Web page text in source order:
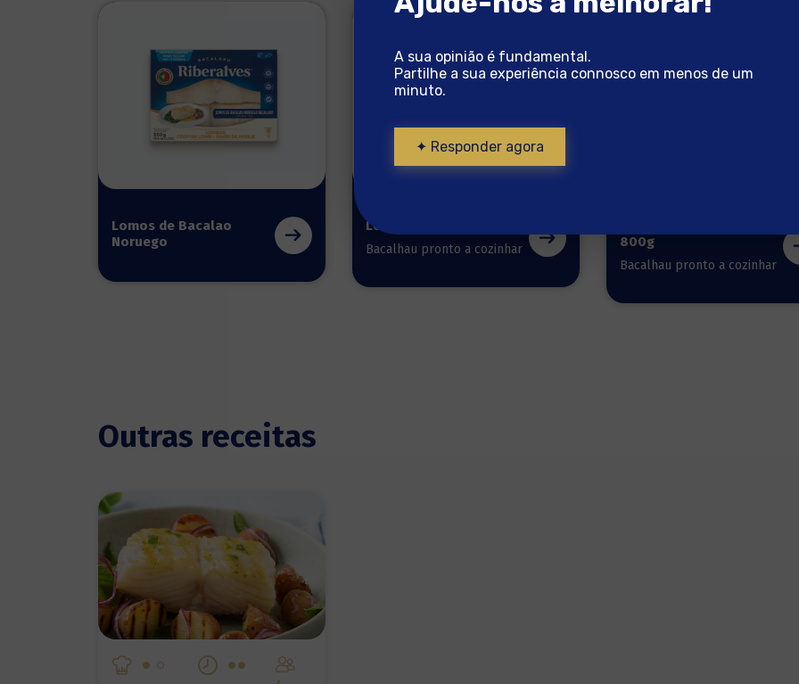
Lomos de Bacalao
Noruego
Lombos 700g
Bacalhau pronto a cozinhar
800g
Bacalhau pronto a cozinhar
Outras receitas
A sua opinião é fundamental.
Partilhe a sua experiência connosco em menos de um
minuto.
✦ Responder agora